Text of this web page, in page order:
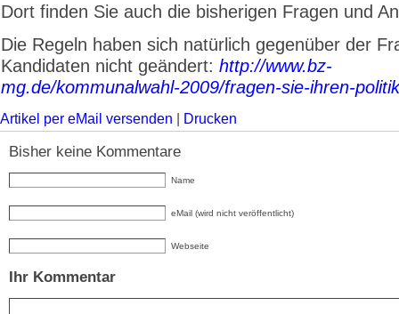
Dort finden Sie auch die bisherigen Fragen und
Die Regeln haben sich natürlich gegenüber der
Kandidaten nicht geändert: http://www.bz-
mg.de/kommunalwahl-2009/fragen-sie-ihren-
Artikel per eMail versenden Drucken
Bisher keine Kommentare
Name
eMail (wird nicht veröffentlicht)
Webseite
Ihr Kommentar